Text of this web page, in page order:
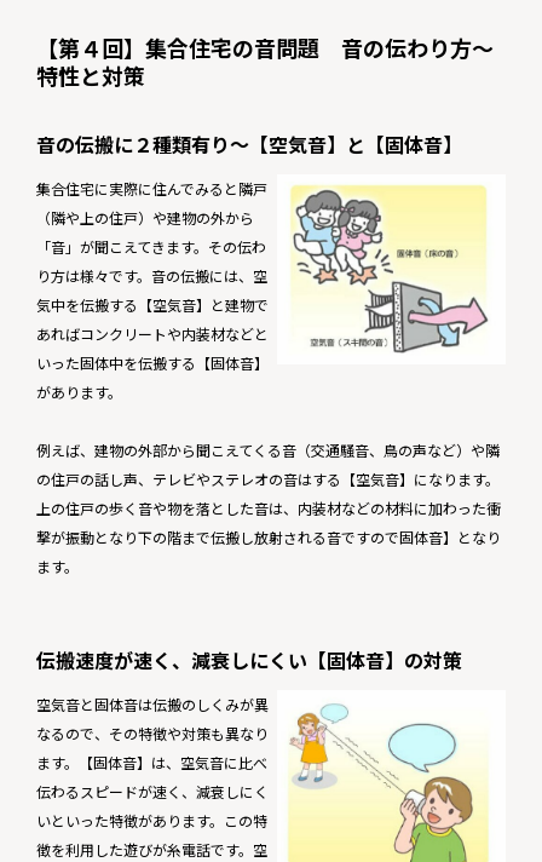
【第４回】集合住宅の音問題 音の伝わり方〜
特性と対策
音の伝搬に２種類有り～【空気音】と【固体音】
集合住宅に実際に住んでみると隣戸
（隣や上の住戸）や建物の外から
「音」が聞こえてきます。その伝わ
り方は様々です。音の伝搬には、空
気中を伝搬する【空気音】と建物で
あればコンクリートや内装材などと
いった固体中を伝搬する【固体音】
があります。
例えば、建物の外部から聞こえてくる音（交通騒音、鳥の声など）や隣
の住戸の話し声、テレビやステレオの音はする【空気音】になります。
上の住戸の歩く音や物を落とした音は、内装材などの材料に加わった衝
撃が振動となり下の階まで伝搬し放射される音ですので固体音】となり
ます。
伝搬速度が速く、減衰しにくい【固体音】の対策
空気音と固体音は伝搬のしくみが異
なるので、その特徴や対策も異なり
ます。【固体音】は、空気音に比べ
伝わるスピードが速く、減衰しにく
いといった特徴があります。この特
徴を利用した遊びが糸電話です。空